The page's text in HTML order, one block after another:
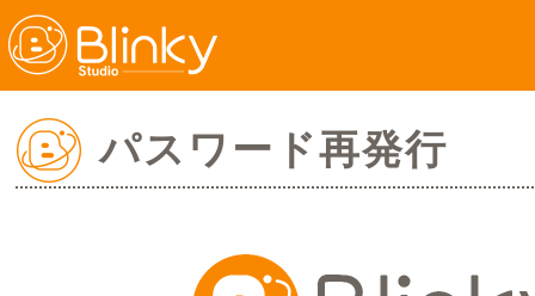
パスワード再発行